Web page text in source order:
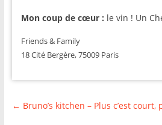
Mon coup de cœur : le vin ! Un
Friends & Family
18 Cité Bergère, 75009 Paris
← Bruno’s kitchen – Plus c’est court,